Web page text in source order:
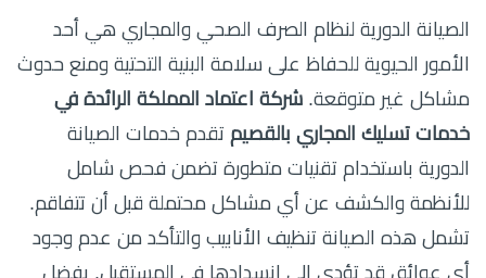
الصيانة الدورية لنظام الصرف الصحي والمجاري هي أحد
الأمور الحيوية للحفاظ على سلامة البنية التحتية ومنع حدوث
مشاكل غير متوقعة. شركة اعتماد المملكة الرائدة في
خدمات تسليك المجاري بالقصيم تقدم خدمات الصيانة
الدورية باستخدام تقنيات متطورة تضمن فحص شامل
للأنظمة والكشف عن أي مشاكل محتملة قبل أن تتفاقم.
تشمل هذه الصيانة تنظيف الأنابيب والتأكد من عدم وجود
أي عوائق قد تؤدي إلى انسدادها في المستقبل. بفضل